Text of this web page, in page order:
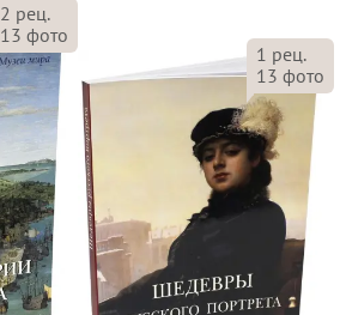
2 рец.
13 фото
1 рец.
13 фото